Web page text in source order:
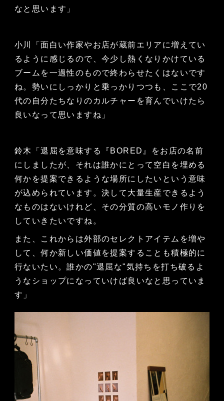
なと思います」
小川「面白い作家やお店が蔵前エリアに増えてい
るように感じるので、今少し熱くなりかけている
ブームを一過性のもので終わらせたくはないです
ね。勢いにしっかりと乗っかりつつも、ここで20
代の自分たちなりのカルチャーを育んでいけたら
良いなって思いますね」
鈴木「退屈を意味する『BORED』をお店の名前
にしましたが、それは誰かにとって空白を埋める
何かを提案できるような場所にしたいという意味
が込められています。決して大量生産できるよう
なものはないけれど、その分質の高いモノ作りを
していきたいですね。
また、これからは外部のセレクトアイテムを増や
して、何か新しい価値を提案することも積極的に
行ないたい。誰かの"退屈な"気持ちを打ち破るよ
うなショップになっていけば良いなと思っていま
す」